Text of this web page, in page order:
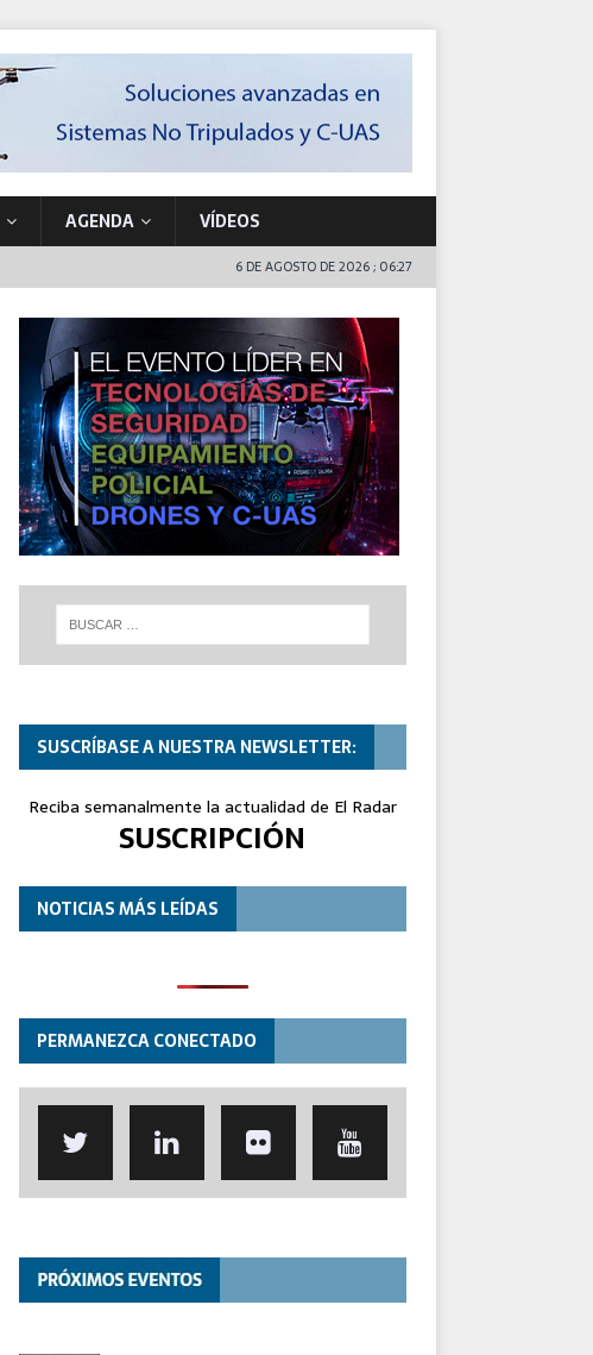
AGENDA VÍDEOS
6 DE AGOSTO DE 2026 ; 06:27
SUSCRÍBASE A NUESTRA NEWSLETTER:
Reciba semanalmente la actualidad de El Radar
SUSCRIPCIÓN
NOTICIAS MÁS LEÍDAS
PERMANEZCA CONECTADO